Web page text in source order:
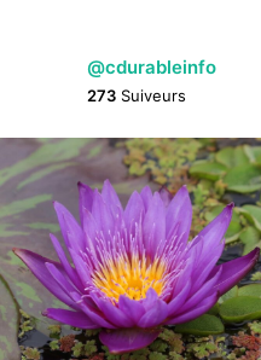
@cdurableinfo
273 Suiveurs